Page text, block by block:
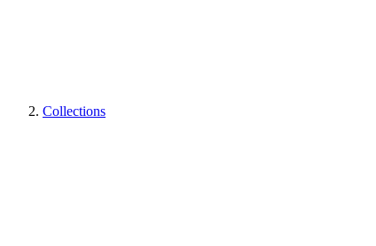
Collections